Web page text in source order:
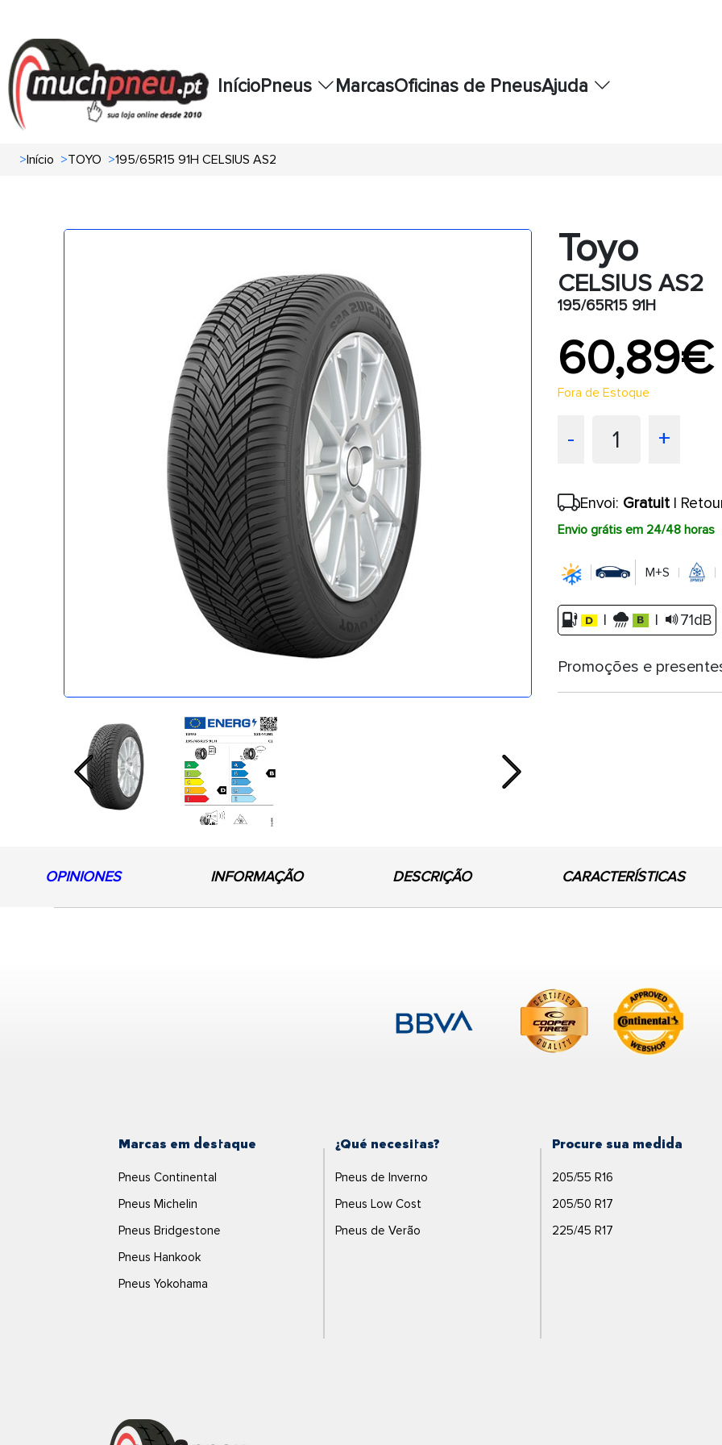
InícioPneus MarcasOficinas de PneusAjuda
>Início >TOYO >195/65R15 91H CELSIUS AS2
Previous Next
Toyo
CELSIUS AS2
195/65R15 91H
60,89€
Fora de Estoque
- 1 +
Envoi: Gratuit|
Envio grátis em 24/48 horas
M+S
| | 71dB
Promoções e
OPINIONES INFORMAÇÃO DESCRIÇÃO CARACTERÍSTICAS
Marcas em destaque
Pneus Continental
Pneus Michelin
Pneus Bridgestone
Pneus Hankook
Pneus Yokohama
¿Qué necesitas?
Pneus de Inverno
Pneus Low Cost
Pneus de Verão
Procure sua medida
205/55 R16
205/50 R17
225/45 R17